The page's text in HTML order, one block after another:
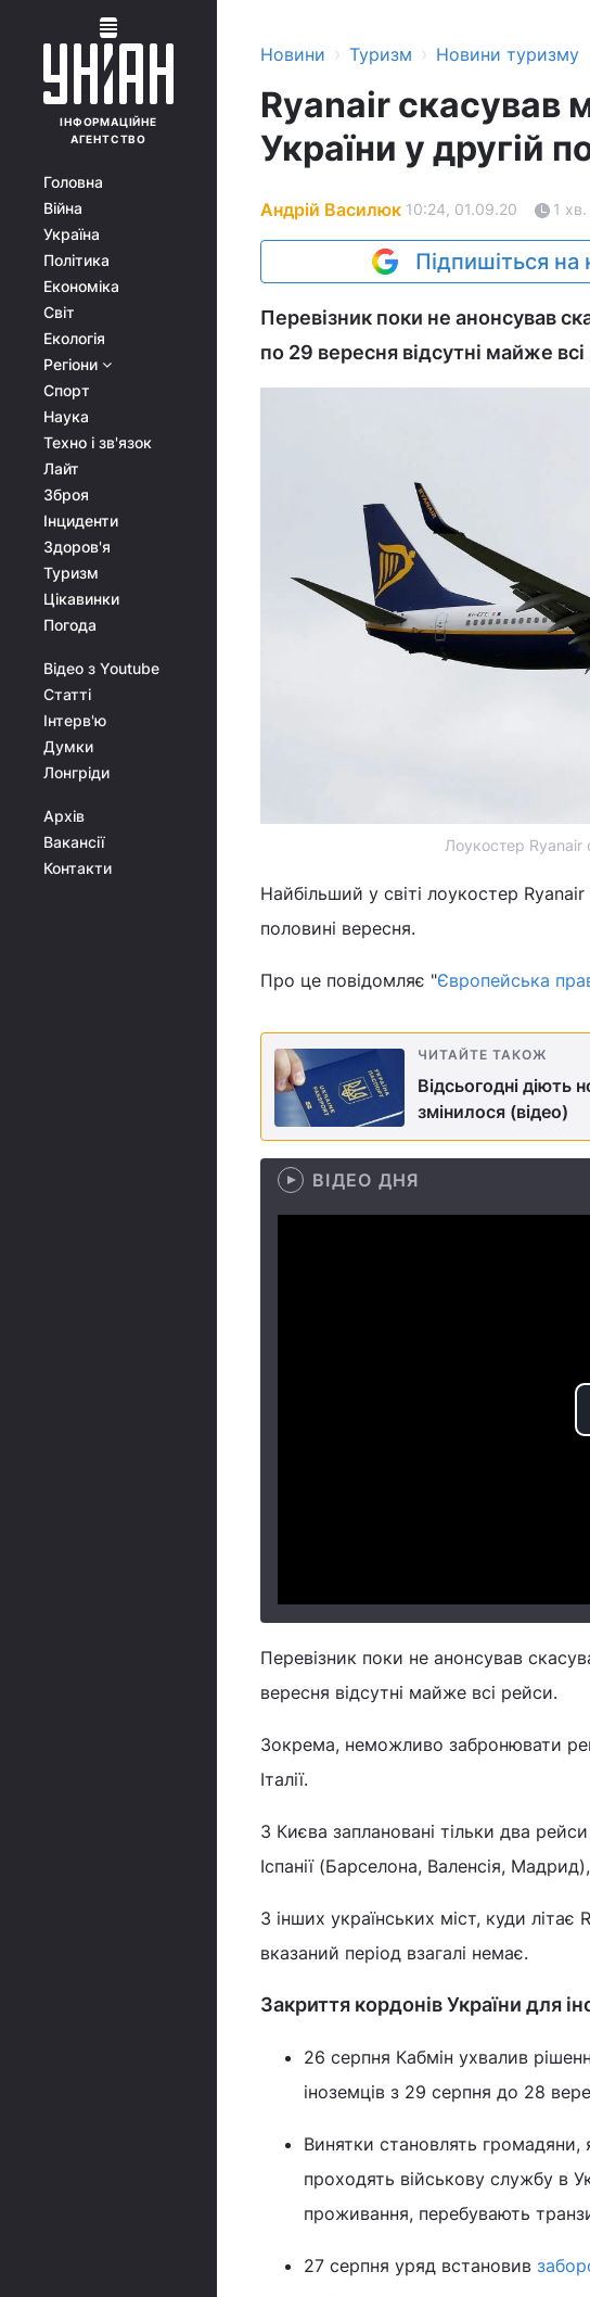
ІНФОРМАЦІЙНЕ
АГЕНТСТВО
Головна
Війна
Україна
Політика
Економіка
Світ
Екологія
Регіони
Спорт
Наука
Техно і зв'язок
Лайт
Зброя
Інциденти
Здоров'я
Туризм
Цікавинки
Погода
Відео з Youtube
Статті
Інтерв'ю
Думки
Лонгріди
Архів
Вакансії
Контакти
Новини › Туризм › Новини туризму
Ryanair скасував
України у другій
Андрій Василюк 10:24, 01.09.20 1 хв.
Підпишіться на
Перевізник поки не анонсував
по 29 вересня відсутні майже
Лоукостер Ryanair
Найбільший у світі лоукостер
половині вересня.
Про це повідомляє "Європейська
ЧИТАЙТЕ ТАКОЖ
Відсьогодні діють
змінилося (відео)
ВІДЕО ДНЯ
Перевізник поки не анонсував
вересня відсутні майже всі рейси.
Зокрема, неможливо забронювати
Італії.
З Києва заплановані тільки два
Іспанії (Барселона, Валенсія,
З інших українських міст, куди
вказаний період взагалі немає.
Закриття кордонів України для
26 серпня Кабмін ухвалив
іноземців з 29 серпня до 28
Винятки становлять громадяни,
проходять військову службу в
проживання, перебувають
27 серпня уряд встановив